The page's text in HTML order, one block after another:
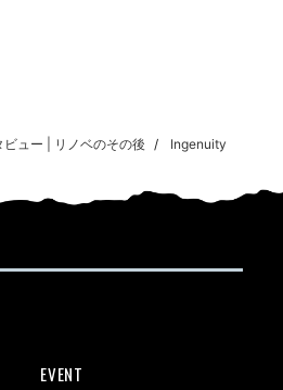
ビュー | リノベのその後 Ingenuity
EVENT